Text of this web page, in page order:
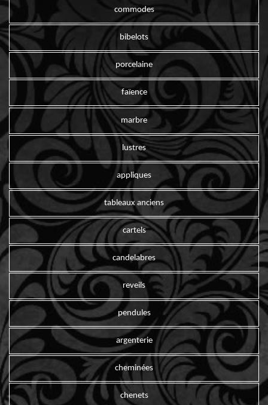
commodes
bibelots
porcelaine
faïence
marbre
lustres
appliques
tableaux anciens
cartels
candelabres
reveils
pendules
argenterie
cheminées
chenets